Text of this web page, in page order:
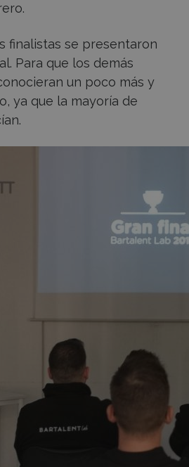
finalistas se presentaron
Para que los demás
un poco más y
ya que la mayoría de